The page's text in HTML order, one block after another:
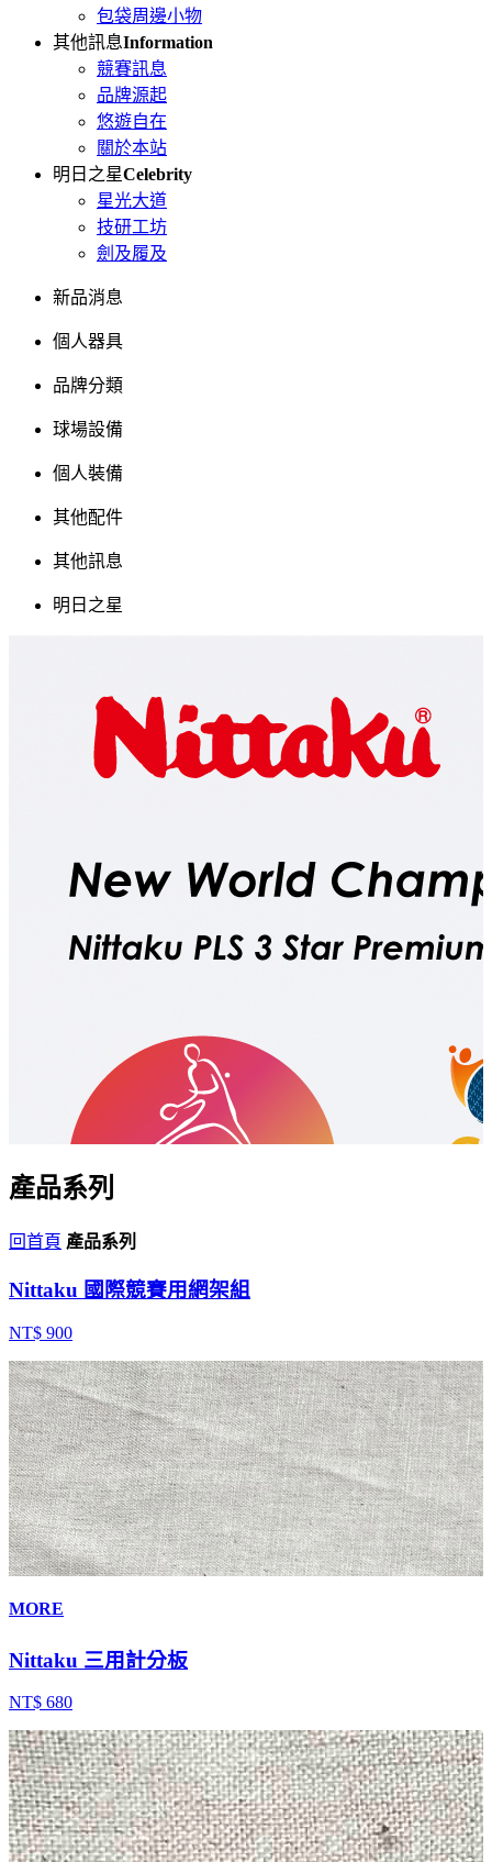
包袋周邊小物
其他訊息Information
競賽訊息
品牌源起
悠遊自在
關於本站
明日之星Celebrity
星光大道
技研工坊
劍及履及
新品消息
個人器具
品牌分類
球場設備
個人裝備
其他配件
其他訊息
明日之星
產品系列
回首頁 產品系列
Nittaku 國際競賽用網架組
NT$ 900
MORE
Nittaku 三用計分板
NT$ 680